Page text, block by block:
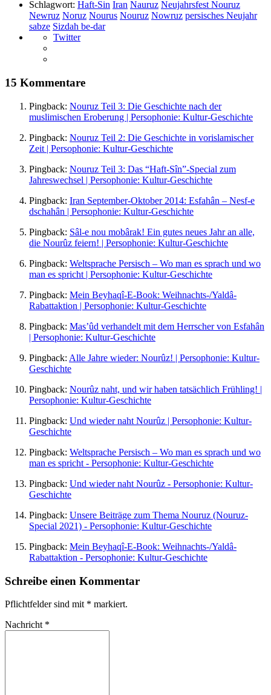
Schlagwort: Haft-Sin Iran Nauruz Neujahrsfest Nouruz
Newruz Noruz Nourus Nouruz Nowruz persisches Neujahr
sabze Sizdah be-dar
Twitter
15 Kommentare
Pingback: Nouruz Teil 3: Die Geschichte nach der
muslimischen Eroberung | Persophonie: Kultur-Geschichte
Pingback: Nouruz Teil 2: Die Geschichte in vorislamischer
Zeit | Persophonie: Kultur-Geschichte
Pingback: Nouruz Teil 3: Das “Haft-Sîn”-Special zum
Jahreswechsel | Persophonie: Kultur-Geschichte
Pingback: Iran September-Oktober 2014: Esfahân – Nesf-e
dschahân | Persophonie: Kultur-Geschichte
Pingback: Sâl-e nou mobârak! Ein gutes neues Jahr an alle,
die Nourûz feiern! | Persophonie: Kultur-Geschichte
Pingback: Weltsprache Persisch – Wo man es sprach und wo
man es spricht | Persophonie: Kultur-Geschichte
Pingback: Mein Beyhaqî-E-Book: Weihnachts-/Yaldâ-
Rabattaktion | Persophonie: Kultur-Geschichte
Pingback: Mas’ûd verhandelt mit dem Herrscher von Esfahân
| Persophonie: Kultur-Geschichte
Pingback: Alle Jahre wieder: Nourûz! | Persophonie: Kultur-
Geschichte
Pingback: Nourûz naht, und wir haben tatsächlich Frühling! |
Persophonie: Kultur-Geschichte
Pingback: Und wieder naht Nourûz | Persophonie: Kultur-
Geschichte
Pingback: Weltsprache Persisch – Wo man es sprach und wo
man es spricht - Persophonie: Kultur-Geschichte
Pingback: Und wieder naht Nourûz - Persophonie: Kultur-
Geschichte
Pingback: Unsere Beiträge zum Thema Nouruz (Nouruz-
Special 2021) - Persophonie: Kultur-Geschichte
Pingback: Mein Beyhaqî-E-Book: Weihnachts-/Yaldâ-
Rabattaktion - Persophonie: Kultur-Geschichte
Schreibe einen Kommentar
Pflichtfelder sind mit * markiert.
Nachricht *